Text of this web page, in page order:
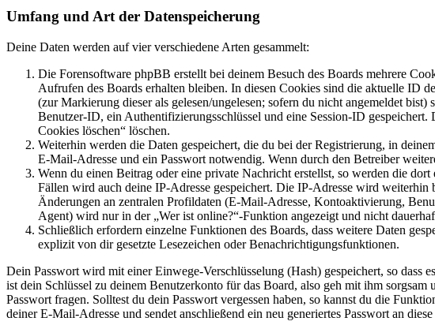
Umfang und Art der Datenspeicherung
Deine Daten werden auf vier verschiedene Arten gesammelt:
Die Forensoftware phpBB erstellt bei deinem Besuch des Boards mehrere
Aufrufen des Boards erhalten bleiben. In diesen Cookies sind die aktuelle ID
(zur Markierung dieser als gelesen/ungelesen; sofern du nicht angemeldet
Benutzer-ID, ein Authentifizierungsschlüssel und eine Session-ID
Cookies löschen“ löschen.
Weiterhin werden die Daten gespeichert, die du bei der Registrierung, in
E-Mail-Adresse und ein Passwort notwendig. Wenn durch den Betreiber
Wenn du einen Beitrag oder eine private Nachricht erstellst, so werden die
Fällen wird auch deine IP-Adresse gespeichert. Die IP-Adresse wird
Änderungen an zentralen Profildaten (E-Mail-Adresse, Kontoaktivierung,
Agent) wird nur in der „Wer ist online?“-Funktion angezeigt und nicht
Schließlich erfordern einzelne Funktionen des Boards, dass weitere Daten
explizit von dir gesetzte Lesezeichen oder Benachrichtigungsfunktionen.
Dein Passwort wird mit einer Einwege-Verschlüsselung (Hash) gespeichert, so dass
ist dein Schlüssel zu deinem Benutzerkonto für das Board, also geh mit ihm
Passwort fragen. Solltest du dein Passwort vergessen haben, so kannst du die
deiner E-Mail-Adresse und sendet anschließend ein neu generiertes Passwort an